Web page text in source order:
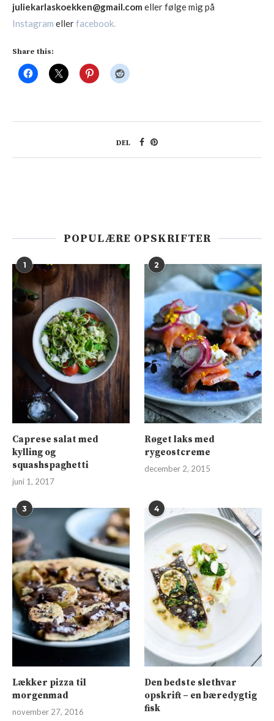
juliekarlaskoekken@gmail.com eller følge mig på
Instagram ellerfacebook.
Share this:
DEL
POPULÆRE OPSKRIFTER
1
Caprese salat med
kylling og
squashspaghetti
juni 1, 2017
2
Røget laks med
rygeostcreme
december 2, 2015
3
Lækker pizza til
morgenmad
november 27, 2016
4
Den bedste slethvar
opskrift – en bæredygtig
fisk